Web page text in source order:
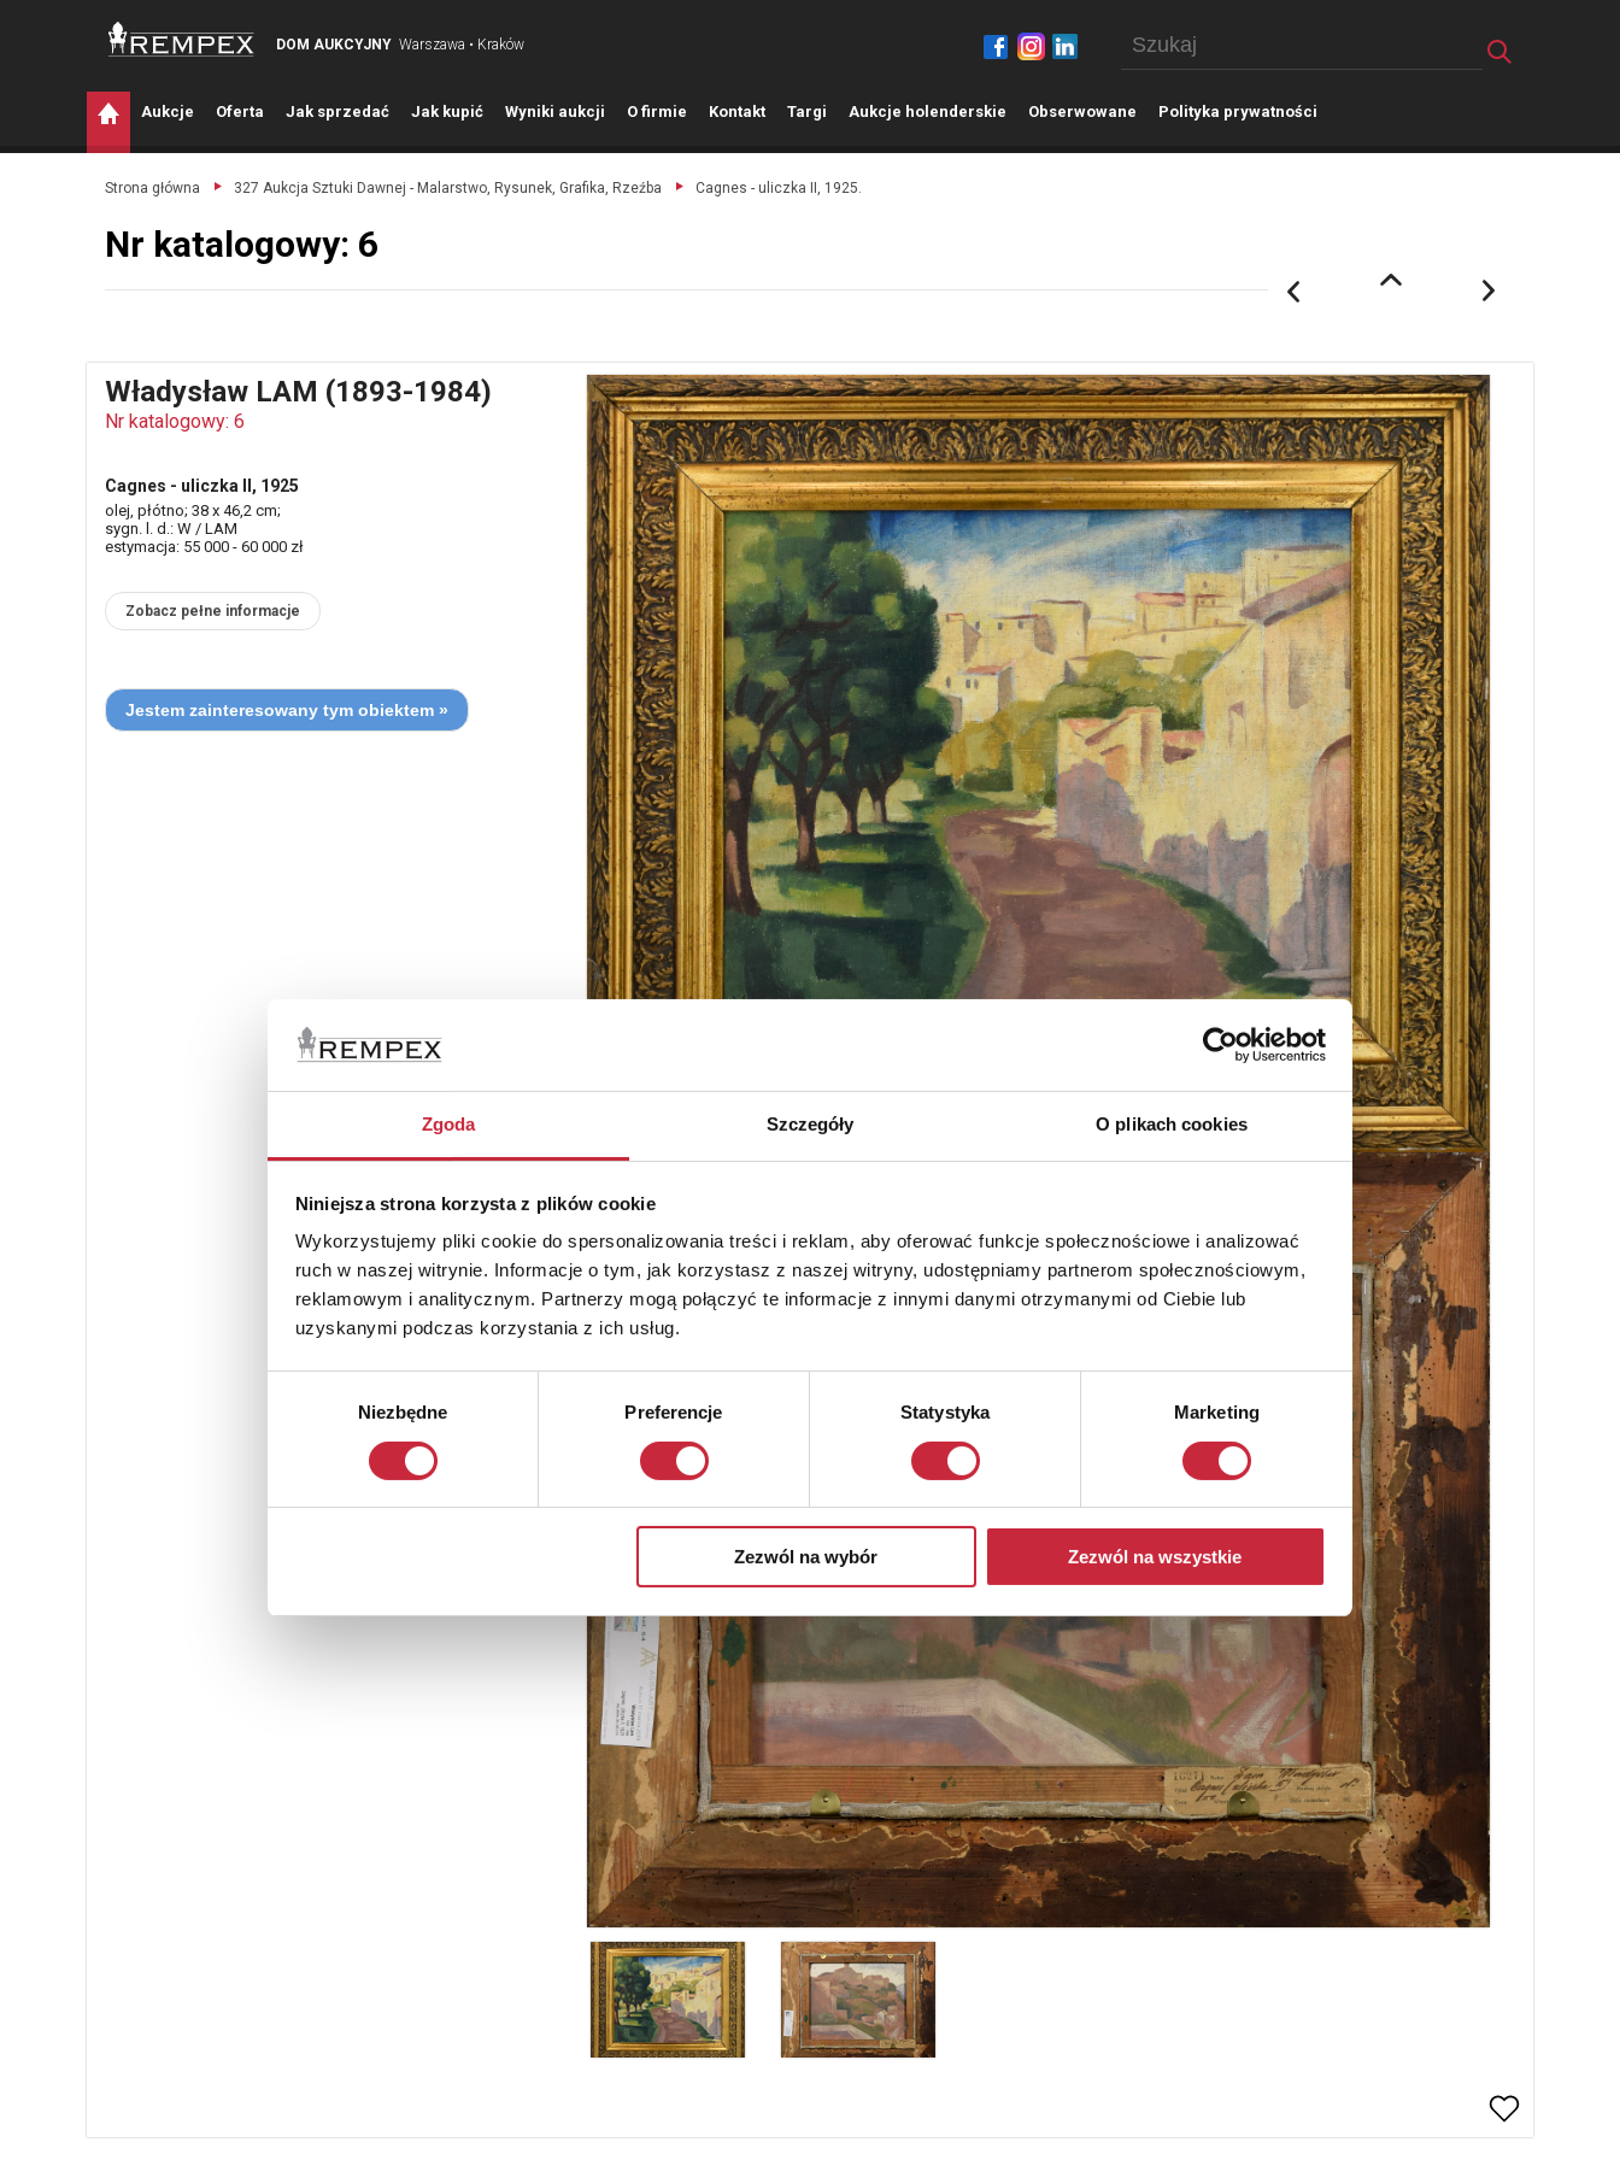
Zgoda Szczegóły O plikach cookies
Niniejsza strona korzysta z plików cookie
Wykorzystujemy pliki cookie do spersonalizowania treści i reklam, aby oferować funkcje społecznościowe i analizować
ruch w naszej witrynie. Informacje o tym, jak korzystasz z naszej witryny, udostępniamy partnerom społecznościowym,
reklamowym i analitycznym. Partnerzy mogą połączyć te informacje z innymi danymi otrzymanymi od Ciebie lub
uzyskanymi podczas korzystania z ich usług.
Niezbędne Preferencje Statystyka Marketing
Zezwól na wybór Zezwól na wszystkie
DOM AUKCYJNY Warszawa • Kraków
Aukcje Oferta Jak sprzedać Jak kupić Wyniki aukcji O firmie Kontakt Targi Aukcje holenderskie Obserwowane Polityka prywatności
Strona główna 327 Aukcja Sztuki Dawnej - Malarstwo, Rysunek, Grafika, Rzeźba Cagnes - uliczka II, 1925.
Nr katalogowy: 6
Władysław LAM (1893-1984)
Nr katalogowy: 6
Cagnes - uliczka II, 1925
olej, płótno; 38 x 46,2 cm;
sygn. l. d.: W / LAM
estymacja: 55 000 - 60 000 zł
Zobacz pełne informacje